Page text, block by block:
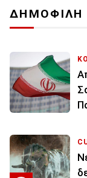
ΔΗΜΟΦΙΛΗ